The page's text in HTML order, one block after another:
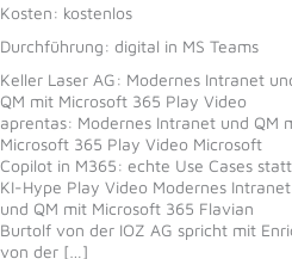
Kosten: kostenlos
Durchführung: digital in MS Teams
Keller Laser AG: Modernes Intranet
QM mit Microsoft 365 Play Video
aprentas: Modernes Intranet und QM
Microsoft 365 Play Video Microsoft
Copilot in M365: echte Use Cases statt
KI-Hype Play Video Modernes Intranet
und QM mit Microsoft 365 Flavian
Burtolf von der IOZ AG spricht mit
von der […]